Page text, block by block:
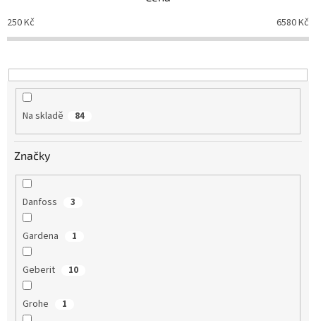
p
r
o
u
250Kč 6580Kč
Na skladě 84
Značky
Danfoss 3
Gardena 1
Geberit 10
Grohe 1